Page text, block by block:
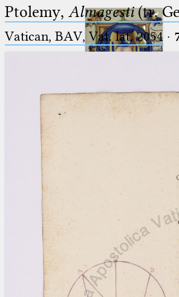
Ptolemaeus
Arabus et Latinus
(the underscore) is the placeholder
for exactly one character.
(the percent sign) is the
placeholder for no, one or more
than one character.
(two percent signs) is the
placeholder for no, one or more
than one character, but not for
blank space (so that a search ends
at word boundaries).
🔎︎
Start
Project
Team
Jobs
Publications
Ptolemy, Almagesti(tr.
Vatican, BAV, Vat. lat. 2054 ·